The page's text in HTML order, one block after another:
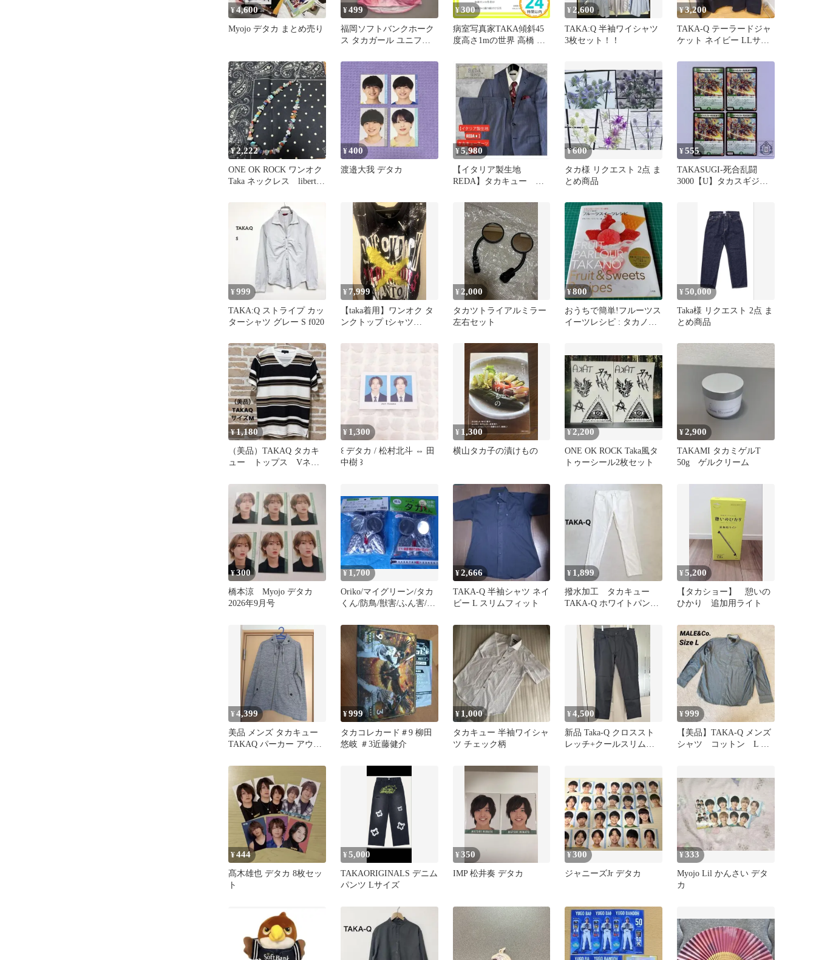
¥4,600
Myojo デタカ まとめ売り
¥499
福岡ソフトバンクホーク
ス タカガール ユニフォ
¥300
病室写真家TAKA傾斜45
度高さ1mの世界 高橋 貴
¥ 2,600
TAKA:Q 半袖ワイシャツ
3枚セット！！
¥3,200
TAKA-Q テーラードジャ
ケット ネイビー LLサイ
¥2,222
ONE OK ROCK ワンオク
Taka ネックレス liberte
¥400
渡邉大我 デタカ
¥5,980
【イタリア製生地
REDA】タカキュー ス
夏素材
¥600
タカ様 リクエスト 2点 ま
とめ商品
¥555
TAKASUGI-死合乱闘
3000【U】タカスギジャ
¥999
TAKA:Q ストライプ カッ
ターシャツ グレー S f020
¥ 7,999
【taka着用】ワンオク タ
ンクトップ tシャツ
¥ 2,000
タカツトライアルミラー
左右セット
¥800
おうちで簡単!フルーツス
イーツレシピ : タカノフ
¥50,000
Taka様 リクエスト 2点 ま
とめ商品
¥1,180
（美品）TAKAQ タカキ
ュー トップス Vネッ
ツ M
¥ 1,300
‪꒰ デタカ / 松村北斗 ⇔ 田
中樹 ꒱
¥ 1,300
横山タカ子の漬けもの
¥2,200
ONE OK ROCK Taka風タ
トゥーシール2枚セット
¥2,900
TAKAMI タカミゲルT
50g ゲルクリーム
¥300
橋本涼 Myojo デタカ
2026年9月号
¥ 1,700
Oriko/マイグリーン/タカ
くん/防鳥/獣害/ふん害/農
¥2,666
TAKA-Q 半袖シャツ ネイ
ビー L スリムフィット
¥ 1,899
撥水加工 タカキュー
TAKA-Q ホワイトパンツ
¥5,200
【タカショー】 憩いの
ひかり 追加用ライト
¥4,399
美品 メンズ タカキュー
TAKAQ パーカー アウタ
¥999
タカコレカード＃9 柳田
悠岐 ＃3近藤健介
¥ 1,000
タカキュー 半袖ワイシャ
ツ チェック柄
¥4,500
新品 Taka-Q クロススト
レッチ+クールスリムパ
¥999
【美品】TAKA-Q メンズ
シャツ コットン L 長
¥444
髙木雄也 デタカ 8枚セッ
ト
¥5,000
TAKAORIGINALS デニム
パンツ Lサイズ
¥350
IMP 松井奏 デタカ
¥300
ジャニーズJr デタカ
¥333
Myojo Lil かんさい デタ
カ